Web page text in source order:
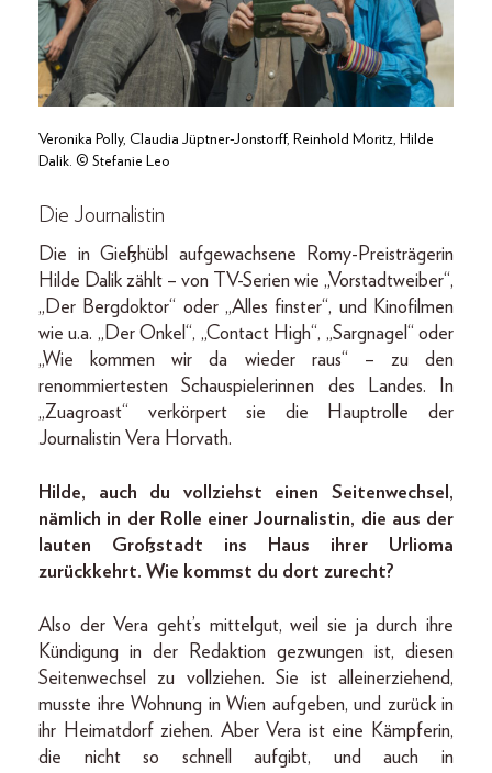
Veronika Polly, Claudia Jüptner-Jonstorff, Reinhold Moritz, Hilde
Dalik. © Stefanie Leo
Die Journalistin
Die in Gießhübl aufgewachsene Romy-Preisträgerin
Hilde Dalik zählt – von TV-Serien wie „Vorstadtweiber“,
„Der Bergdoktor“ oder „Alles finster“, und Kinofilmen
wie u.a. „Der Onkel“, „Contact High“, „Sargnagel“ oder
„Wie kommen wir da wieder raus“ – zu den
renommiertesten Schauspielerinnen des Landes. In
„Zuagroast“ verkörpert sie die Hauptrolle der
Journalistin Vera Horvath.
Hilde, auch du vollziehst einen Seitenwechsel,
nämlich in der Rolle einer Journalistin, die aus der
lauten Großstadt ins Haus ihrer Urlioma
zurückkehrt. Wie kommst du dort zurecht?
Also der Vera geht’s mittelgut, weil sie ja durch ihre
Kündigung in der Redaktion gezwungen ist, diesen
Seitenwechsel zu vollziehen. Sie ist alleinerziehend,
musste ihre Wohnung in Wien aufgeben, und zurück in
ihr Heimatdorf ziehen. Aber Vera ist eine Kämpferin,
die nicht so schnell aufgibt, und auch in